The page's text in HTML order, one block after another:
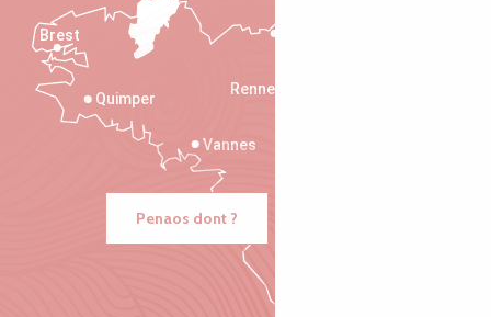
Rennes
Vannes
Quimper
Brest
Penaos dont ?